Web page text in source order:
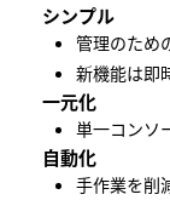
シンプル
管理のため
新機能は即
一元化
単一コンソ
自動化
手作業を削